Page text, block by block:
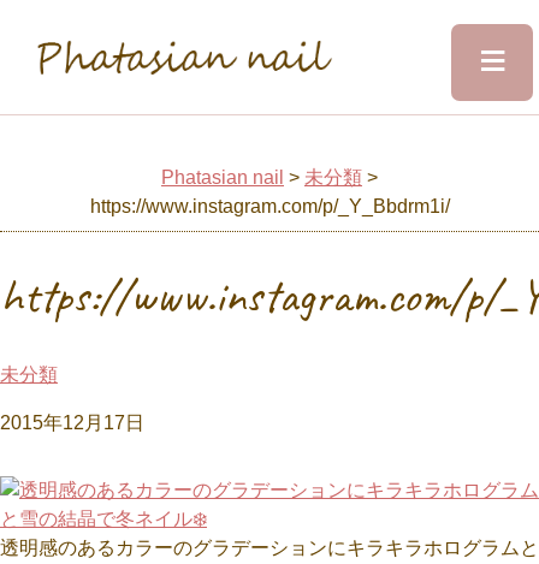
≡
Phatasian nail > 未分類 >
https://www.instagram.com/p/_Y_Bbdrm1i/
https://www.instagram.com/p/
未分類
2015年12月17日
透明感のあるカラーのグラデーションにキラキラホログラムと